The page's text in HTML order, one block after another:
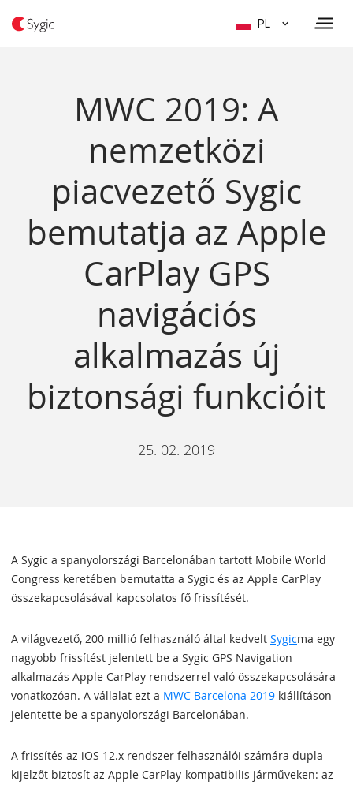
PL
MWC 2019: A
nemzetközi
piacvezető Sygic
bemutatja az Apple
CarPlay GPS
navigációs
alkalmazás új
biztonsági funkcióit
25. 02. 2019
A Sygic a spanyolországi Barcelonában tartott Mobile World
Congress keretében bemutatta a Sygic és az Apple CarPlay
összekapcsolásával kapcsolatos fő frissítését.
A világvezető, 200 millió felhasználó által kedvelt Sygicma egy
nagyobb frissítést jelentett be a Sygic GPS Navigation
alkalmazás Apple CarPlay rendszerrel való összekapcsolására
vonatkozóan. A vállalat ezt a MWC Barcelona 2019 kiállításon
jelentette be a spanyolországi Barcelonában.
A frissítés az iOS 12.x rendszer felhasználói számára dupla
kijelzőt biztosít az Apple CarPlay-kompatibilis járműveken: az